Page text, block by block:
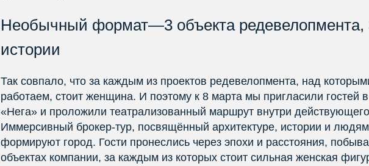
Необычный формат—3 объекта редевелопмента,
истории
Так совпало, что за каждым из проектов редевелопмента, над
работаем, стоит женщина. И поэтому к 8 марта мы пригласили гостей
«Нега» и проложили театрализованный маршрут внутри
Иммерсивный брокер-тур, посвящённый архитектуре, истории и
формируют город. Гости пронеслись через эпохи и расстояния,
объектах компании, за каждым из которых стоит сильная женская